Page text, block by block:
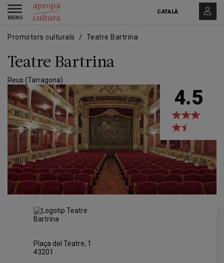
Vés
contingut
Skip
main
CATALÀ
Toggle
navigation
Promotors culturals Teatre Bartrina
Teatre Bartrina
Reus (Tarragona)
4.5
Plaça del Teatre, 1
43201